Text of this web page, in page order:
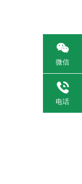

微信

电话